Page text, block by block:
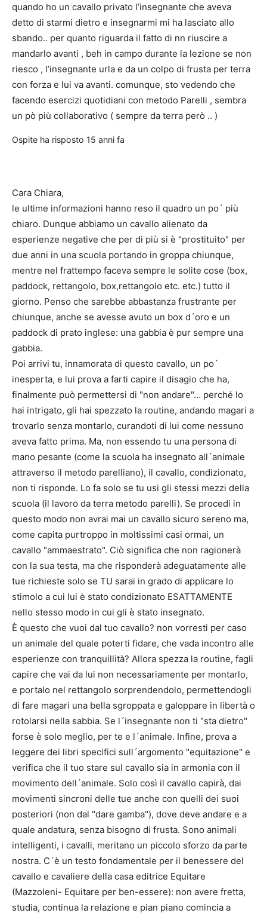
quando ho un cavallo privato l’insegnante che aveva
detto di starmi dietro e insegnarmi mi ha lasciato allo
sbando.. per quanto riguarda il fatto di nn riuscire a
mandarlo avanti , beh in campo durante la lezione se non
riesco , l’insegnante urla e da un colpo di frusta per terra
con forza e lui va avanti. comunque, sto vedendo che
facendo esercizi quotidiani con metodo Parelli , sembra
un pò più collaborativo ( sempre da terra però .. )
Ospite ha risposto 15 anni fa
Cara Chiara,
le ultime informazioni hanno reso il quadro un po´ più
chiaro. Dunque abbiamo un cavallo alienato da
esperienze negative che per di più si è "prostituito" per
due anni in una scuola portando in groppa chiunque,
mentre nel frattempo faceva sempre le solite cose (box,
paddock, rettangolo, box,rettangolo etc. etc.) tutto il
giorno. Penso che sarebbe abbastanza frustrante per
chiunque, anche se avesse avuto un box d´oro e un
paddock di prato inglese: una gabbia è pur sempre una
gabbia.
Poi arrivi tu, innamorata di questo cavallo, un po´
inesperta, e lui prova a farti capire il disagio che ha,
finalmente può permettersi di "non andare"… perché lo
hai intrigato, gli hai spezzato la routine, andando magari a
trovarlo senza montarlo, curandoti di lui come nessuno
aveva fatto prima. Ma, non essendo tu una persona di
mano pesante (come la scuola ha insegnato all´animale
attraverso il metodo parelliano), il cavallo, condizionato,
non ti risponde. Lo fa solo se tu usi gli stessi mezzi della
scuola (il lavoro da terra metodo parelli). Se procedi in
questo modo non avrai mai un cavallo sicuro sereno ma,
come capita purtroppo in moltissimi casi ormai, un
cavallo "ammaestrato". Ciò significa che non ragionerà
con la sua testa, ma che risponderà adeguatamente alle
tue richieste solo se TU sarai in grado di applicare lo
stimolo a cui lui è stato condizionato ESATTAMENTE
nello stesso modo in cui gli è stato insegnato.
È questo che vuoi dal tuo cavallo? non vorresti per caso
un animale del quale poterti fidare, che vada incontro alle
esperienze con tranquillità? Allora spezza la routine, fagli
capire che vai da lui non necessariamente per montarlo,
e portalo nel rettangolo sorprendendolo, permettendogli
di fare magari una bella sgroppata e galoppare in libertà o
rotolarsi nella sabbia. Se l´insegnante non ti "sta dietro"
forse è solo meglio, per te e l´animale. Infine, prova a
leggere dei libri specifici sull´argomento "equitazione" e
verifica che il tuo stare sul cavallo sia in armonia con il
movimento dell´animale. Solo così il cavallo capirà, dai
movimenti sincroni delle tue anche con quelli dei suoi
posteriori (non dal "dare gamba"), dove deve andare e a
quale andatura, senza bisogno di frusta. Sono animali
intelligenti, i cavalli, meritano un piccolo sforzo da parte
nostra. C´è un testo fondamentale per il benessere del
cavallo e cavaliere della casa editrice Equitare
(Mazzoleni- Equitare per ben-essere): non avere fretta,
studia, continua la relazione e pian piano comincia a